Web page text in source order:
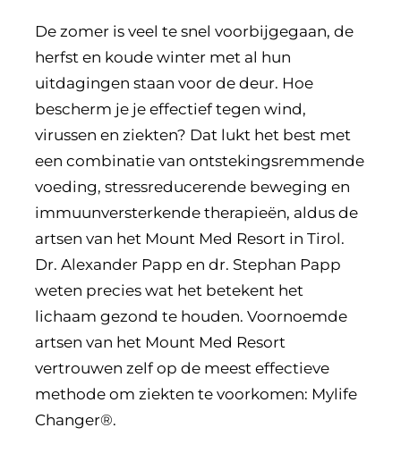
De zomer is veel te snel voorbijgegaan, de
herfst en koude winter met al hun
uitdagingen staan voor de deur. Hoe
bescherm je je effectief tegen wind,
virussen en ziekten? Dat lukt het best met
een combinatie van ontstekingsremmende
voeding, stressreducerende beweging en
immuunversterkende therapieën, aldus de
artsen van het Mount Med Resort in Tirol.
Dr. Alexander Papp en dr. Stephan Papp
weten precies wat het betekent het
lichaam gezond te houden. Voornoemde
artsen van het Mount Med Resort
vertrouwen zelf op de meest effectieve
methode om ziekten te voorkomen: Mylife
Changer®.